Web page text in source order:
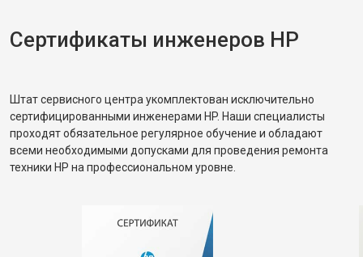
Сертификаты инженеров HP
Штат сервисного центра укомплектован исключительно
сертифицированными инженерами HP. Наши специалисты
проходят обязательное регулярное обучение и обладают
всеми необходимыми допусками для проведения ремонта
техники HP на профессиональном уровне.